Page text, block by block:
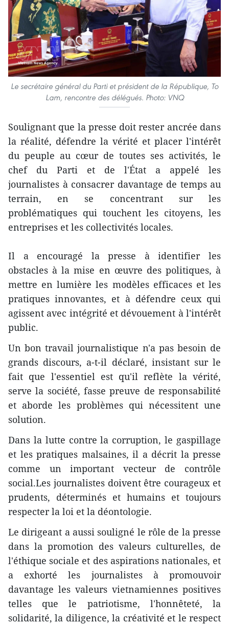
Le secrétaire général du Parti et président de la République, To
Lam, rencontre des délégués. Photo: VNQ
Soulignant que la presse doit rester ancrée dans
la réalité, défendre la vérité et placer l'intérêt
du peuple au cœur de toutes ses activités, le
chef du Parti et de l'État a appelé les
journalistes à consacrer davantage de temps au
terrain, en se concentrant sur les
problématiques qui touchent les citoyens, les
entreprises et les collectivités locales.
Il a encouragé la presse à identifier les
obstacles à la mise en œuvre des politiques, à
mettre en lumière les modèles efficaces et les
pratiques innovantes, et à défendre ceux qui
agissent avec intégrité et dévouement à l'intérêt
public.
Un bon travail journalistique n'a pas besoin de
grands discours, a-t-il déclaré, insistant sur le
fait que l'essentiel est qu'il reflète la vérité,
serve la société, fasse preuve de responsabilité
et aborde les problèmes qui nécessitent une
solution.
Dans la lutte contre la corruption, le gaspillage
et les pratiques malsaines, il a décrit la presse
comme un important vecteur de contrôle
social.Les journalistes doivent être courageux et
prudents, déterminés et humains et toujours
respecter la loi et la déontologie.
Le dirigeant a aussi souligné le rôle de la presse
dans la promotion des valeurs culturelles, de
l'éthique sociale et des aspirations nationales, et
a exhorté les journalistes à promouvoir
davantage les valeurs vietnamiennes positives
telles que le patriotisme, l'honnêteté, la
solidarité, la diligence, la créativité et le respect